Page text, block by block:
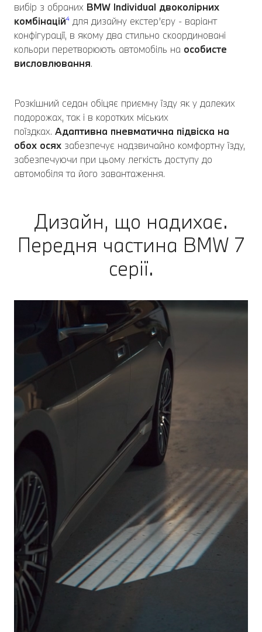
вибір з обраних BMW Individual двоколірних
комбінацій⁴ для дизайну екстер’єру - варіант
конфігурації, в якому два стильно скоординовані
кольори перетворюють автомобіль на особисте
висловлювання.
Розкішний седан обіцяє приємну їзду як у далеких
подорожах, так і в коротких міських
поїздках. Адаптивна пневматична підвіска на
обох осях забезпечує надзвичайно комфортну їзду,
забезпечуючи при цьому легкість доступу до
автомобіля та його завантаження.
Дизайн, що надихає.
Передня частина BMW 7
серії.